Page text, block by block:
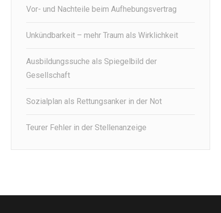
Vor- und Nachteile beim Aufhebungsvertrag
Unkündbarkeit – mehr Traum als Wirklichkeit
Ausbildungssuche als Spiegelbild der
Gesellschaft
Sozialplan als Rettungsanker in der Not
Teurer Fehler in der Stellenanzeige